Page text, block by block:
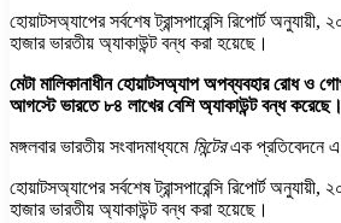
হোয়াটসঅ্যাপের সর্বশেষ ট্রান্সপারেন্সি রিপোর্ট
হাজার ভারতীয় অ্যাকাউন্ট বন্ধ করা হয়েছে।
মেটা মালিকানাধীন হোয়াটসঅ্যাপ অপব্যবহার রোধ ও
আগস্টে ভারতে ৮৪ লাখের বেশি অ্যাকাউন্ট বন্ধ করেছে।
মঙ্গলবার ভারতীয় সংবাদমাধ্যমেমিন্টেরএক প্রতিবেদনে
হোয়াটসঅ্যাপের সর্বশেষ ট্রান্সপারেন্সি রিপোর্ট
হাজার ভারতীয় অ্যাকাউন্ট বন্ধ করা হয়েছে।